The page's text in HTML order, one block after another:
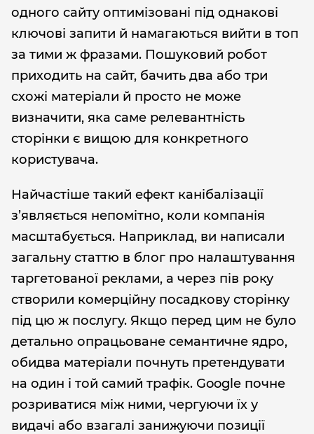
одного сайту оптимізовані під однакові
ключові запити й намагаються вийти в топ
за тими ж фразами. Пошуковий робот
приходить на сайт, бачить два або три
схожі матеріали й просто не може
визначити, яка саме релевантність
сторінки є вищою для конкретного
користувача.
Найчастіше такий ефект канібалізації
з’являється непомітно, коли компанія
масштабується. Наприклад, ви написали
загальну статтю в блог про налаштування
таргетованої реклами, а через пів року
створили комерційну посадкову сторінку
під цю ж послугу. Якщо перед цим не було
детально опрацьоване семантичне ядро,
обидва матеріали почнуть претендувати
на один і той самий трафік. Google почне
розриватися між ними, чергуючи їх у
видачі або взагалі занижуючи позиції